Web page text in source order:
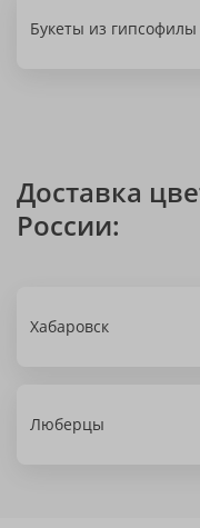
Букеты из гипсофилы
Доставка
России:
Хабаровск
Люберцы